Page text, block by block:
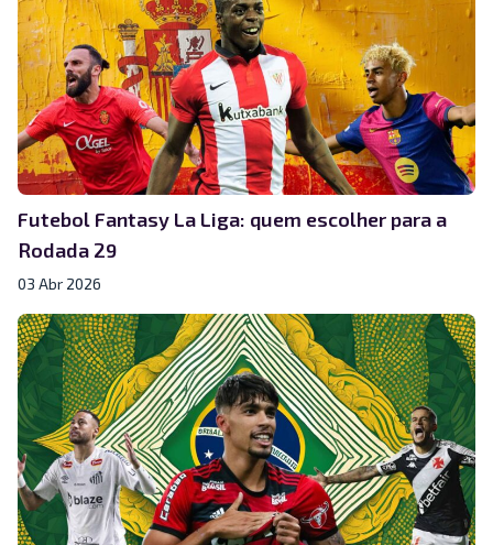
Futebol Fantasy La Liga: quem escolher para a
Rodada 29
03 Abr 2026